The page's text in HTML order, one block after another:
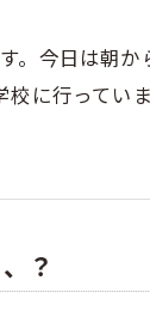
。今日は朝
に行ってい
？